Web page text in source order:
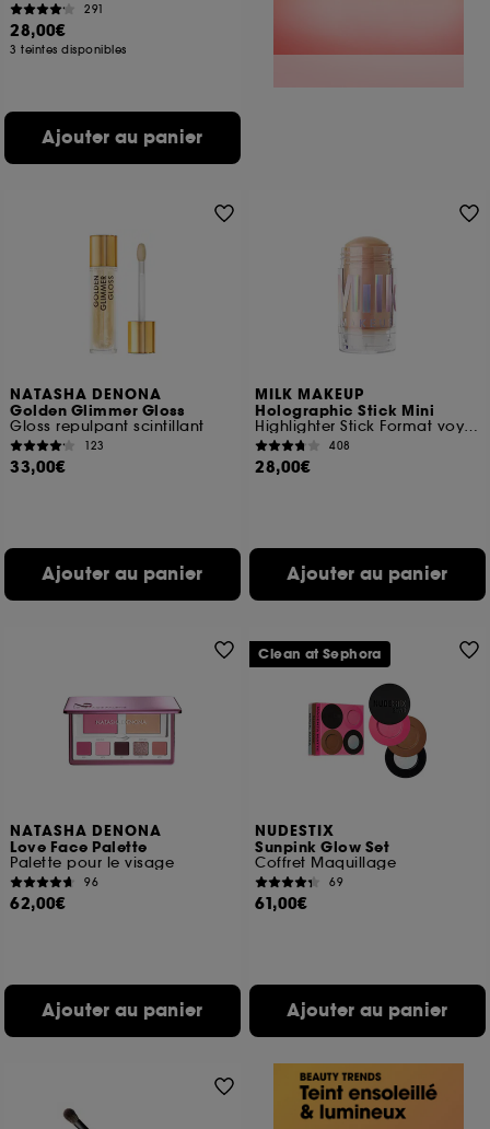
291
28,00€
3 teintes disponibles
Ajouter au panier
NATASHA DENONA
Golden Glimmer Gloss
Gloss repulpant scintillant
123
33,00€
Ajouter au panier
MILK MAKEUP
Holographic Stick Mini
Highlighter Stick Format voyage
408
28,00€
Ajouter au panier
NATASHA DENONA
Love Face Palette
Palette pour le visage
96
62,00€
Ajouter au panier
NUDESTIX
Sunpink Glow Set
Coffret Maquillage
69
61,00€
Ajouter au panier
Clean at Sephora